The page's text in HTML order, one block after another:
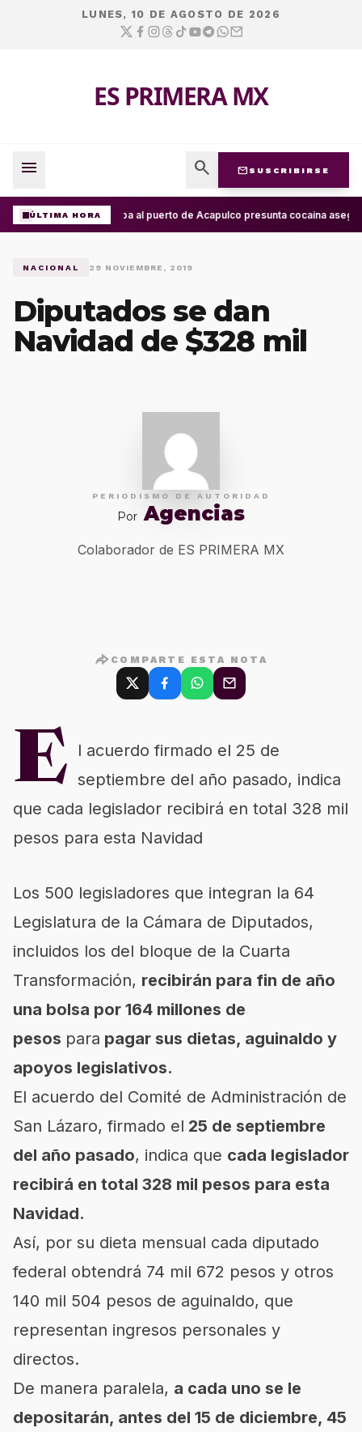
LUNES, 10 DE AGOSTO DE 2026
ES PRIMERA MX
menu search mail SUSCRIBIRSE
ÚLTIMA HORA Arriba al puerto de Acapulco presunta cocaína
NACIONAL 29 NOVIEMBRE, 2019
Diputados se dan
Navidad de $328 mil
PERIODISMO DE AUTORIDAD
Por Agencias
Colaborador de ES PRIMERA MX
COMPARTE ESTA NOTA
E
l acuerdo firmado el 25 de
septiembre del año pasado, indica
que cada legislador recibirá en total 328 mil
pesos para esta Navidad
Los 500 legisladores que integran la 64
Legislatura de la Cámara de Diputados,
incluidos los del bloque de la Cuarta
Transformación, recibirán para fin de año
una bolsa por 164 millones de
pesos para pagar sus dietas, aguinaldo y
apoyos legislativos.
El acuerdo del Comité de Administración de
San Lázaro, firmado el 25 de septiembre
del año pasado, indica que cada legislador
recibirá en total 328 mil pesos para esta
Navidad.
Así, por su dieta mensual cada diputado
federal obtendrá 74 mil 672 pesos y otros
140 mil 504 pesos de aguinaldo, que
representan ingresos personales y
directos.
De manera paralela, a cada uno se le
depositarán, antes del 15 de diciembre, 45